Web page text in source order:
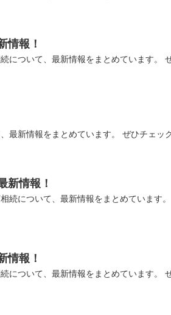
情報！
について、最新情報をまとめています。
最新情報をまとめています。 ぜひチェ
新情報！
続について、最新情報をまとめています
情報！
について、最新情報をまとめています。